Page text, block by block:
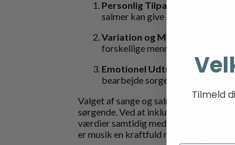
Personlig Tilpasning
:
salmer kan give en følelse af
Variation og Mangfoldighed
:
forskellige mennesker og
Emotionel Udtryksfuldhed:
bearbejde sorgen. Ved at have
Valget af sange og salmer til en
sørgende. Ved at inkludere både
værdier samtidig med at den tilbyder
er musik en kraftfuld måde at mindes
Tilmeld